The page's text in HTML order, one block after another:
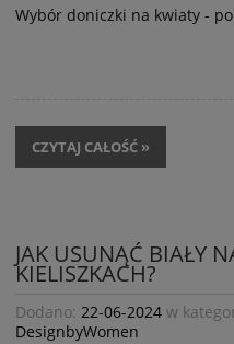
Wybór doniczki na kwiaty -
CZYTAJ CAŁOŚĆ »
JAK USUNĄĆ BIAŁY
KIELISZKACH?
Dodano: 22-06-2024 w
DesignbyWomen